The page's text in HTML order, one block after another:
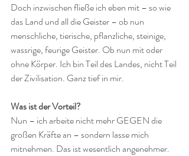
Doch inzwischen fließe ich eben mit – so wie
das Land und all die Geister – ob nun
menschliche, tierische, pflanzliche, steinige,
wassrige, feurige Geister. Ob nun mit oder
ohne Körper. Ich bin Teil des Landes, nicht Teil
der Zivilisation. Ganz tief in mir.
Was ist der Vorteil?
Nun – ich arbeite nicht mehr GEGEN die
großen Kräfte an – sondern lasse mich
mitnehmen. Das ist wesentlich angenehmer.